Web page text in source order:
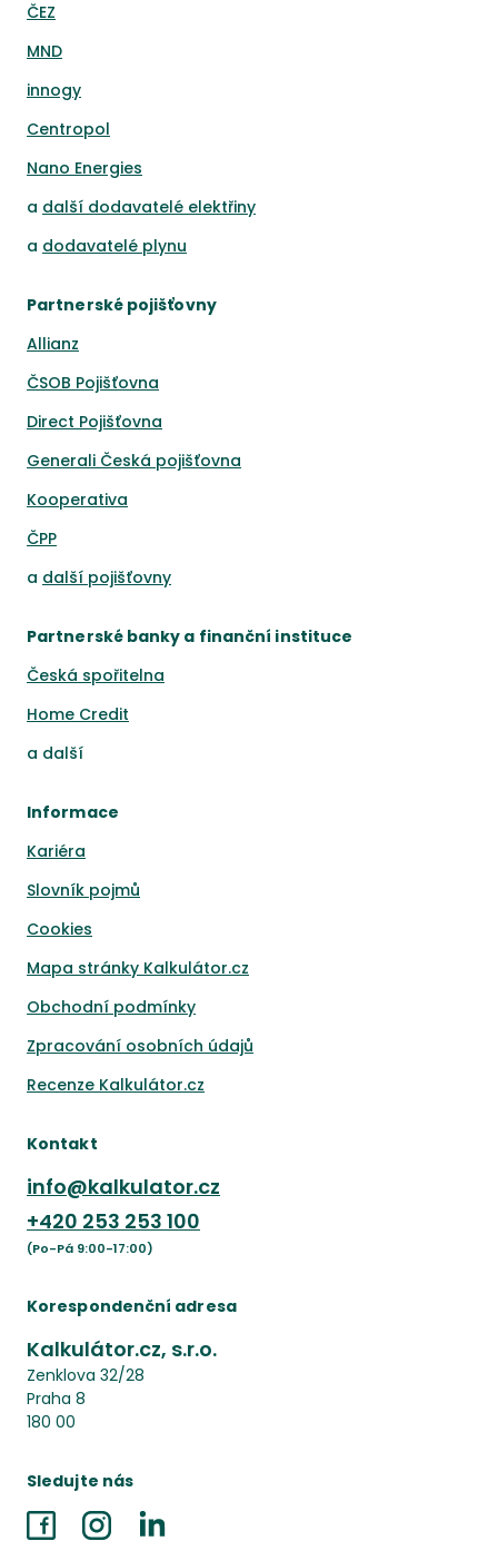
ČEZ
MND
innogy
Centropol
Nano Energies
a další dodavatelé elektřiny
a dodavatelé plynu
Partnerské pojišťovny
Allianz
ČSOB Pojišťovna
Direct Pojišťovna
Generali Česká pojišťovna
Kooperativa
ČPP
a další pojišťovny
Partnerské banky a finanční instituce
Česká spořitelna
Home Credit
a další
Informace
Kariéra
Slovník pojmů
Cookies
Mapa stránky Kalkulátor.cz
Obchodní podmínky
Zpracování osobních údajů
Recenze Kalkulátor.cz
Kontakt
info@kalkulator.cz
+420 253 253 100
(Po-Pá 9:00-17:00)
Korespondenční adresa
Kalkulátor.cz, s.r.o.
Zenklova 32/28
Praha 8
180 00
Sledujte nás
FacebookInstagramLinkedIn